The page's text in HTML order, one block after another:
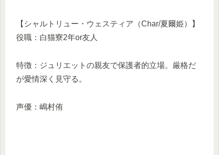
【シャルトリュー・ウェスティア（Char/夏爾姫）】
役職：白猫寮2年or友人
特徴：ジュリエットの親友で保護者的立場。厳格だ
が愛情深く見守る。
声優：嶋村侑